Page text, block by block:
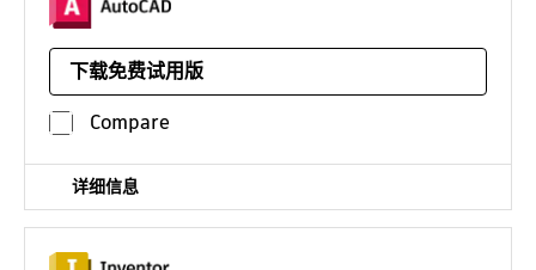
AutoCAD、专业化工具组合和应用。
下载免费试用版
平台：
¥13463*
Compare
详细信息